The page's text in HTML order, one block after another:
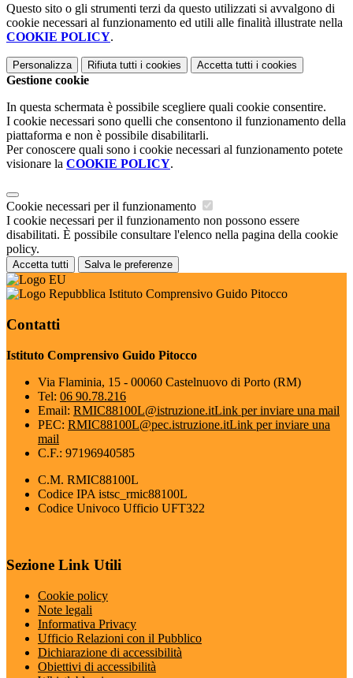
Questo sito o gli strumenti terzi da questo utilizzati si avvalgono di
cookie necessari al funzionamento ed utili alle finalità illustrate nella
COOKIE POLICY.
Personalizza Rifiuta tutti i cookies Accetta tutti i cookies
Gestione cookie
In questa schermata è possibile scegliere quali cookie consentire.
I cookie necessari sono quelli che consentono il funzionamento della
piattaforma e non è possibile disabilitarli.
Per conoscere quali sono i cookie necessari al funzionamento potete
visionare la COOKIE POLICY.
Cookie necessari per il funzionamento
I cookie necessari per il funzionamento non possono essere
disabilitati. È possibile consultare l'elenco nella pagina della cookie
policy.
Accetta tutti Salva le preferenze
Istituto Comprensivo Guido Pitocco
Contatti
Istituto Comprensivo Guido Pitocco
Via Flaminia, 15 - 00060 Castelnuovo di Porto (RM)
Tel: 06 90.78.216
Email: RMIC88100L@istruzione.itLink per inviare una mail
PEC: RMIC88100L@pec.istruzione.itLink per inviare una
mail
C.F.: 97196940585
C.M. RMIC88100L
Codice IPA istsc_rmic88100L
Codice Univoco Ufficio UFT322
Sezione Link Utili
Cookie policy
Note legali
Informativa Privacy
Ufficio Relazioni con il Pubblico
Dichiarazione di accessibilità
Obiettivi di accessibilità